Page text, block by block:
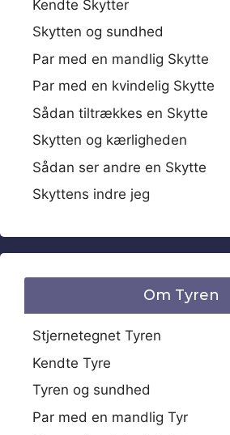
Kendte Skytter
Skytten og sundhed
Par med en mandlig Skytte
Par med en kvindelig Skytte
Sådan tiltrækkes en Skytte
Skytten og kærligheden
Sådan ser andre en Skytte
Skyttens indre jeg
Om Tyren
Stjernetegnet Tyren
Kendte Tyre
Tyren og sundhed
Par med en mandlig Tyr